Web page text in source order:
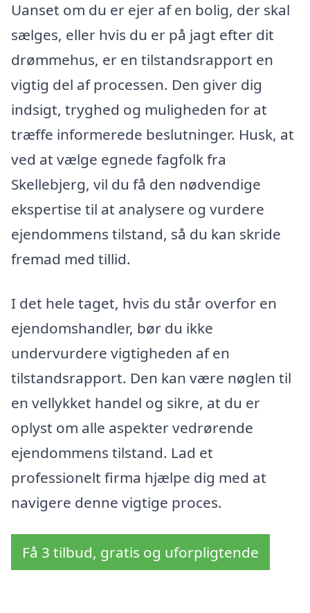
Uanset om du er ejer af en bolig, der skal
sælges, eller hvis du er på jagt efter dit
drømmehus, er en tilstandsrapport en
vigtig del af processen. Den giver dig
indsigt, tryghed og muligheden for at
træffe informerede beslutninger. Husk, at
ved at vælge egnede fagfolk fra
Skellebjerg, vil du få den nødvendige
ekspertise til at analysere og vurdere
ejendommens tilstand, så du kan skride
fremad med tillid.
I det hele taget, hvis du står overfor en
ejendomshandler, bør du ikke
undervurdere vigtigheden af en
tilstandsrapport. Den kan være nøglen til
en vellykket handel og sikre, at du er
oplyst om alle aspekter vedrørende
ejendommens tilstand. Lad et
professionelt firma hjælpe dig med at
navigere denne vigtige proces.
Få 3 tilbud, gratis og uforpligtende